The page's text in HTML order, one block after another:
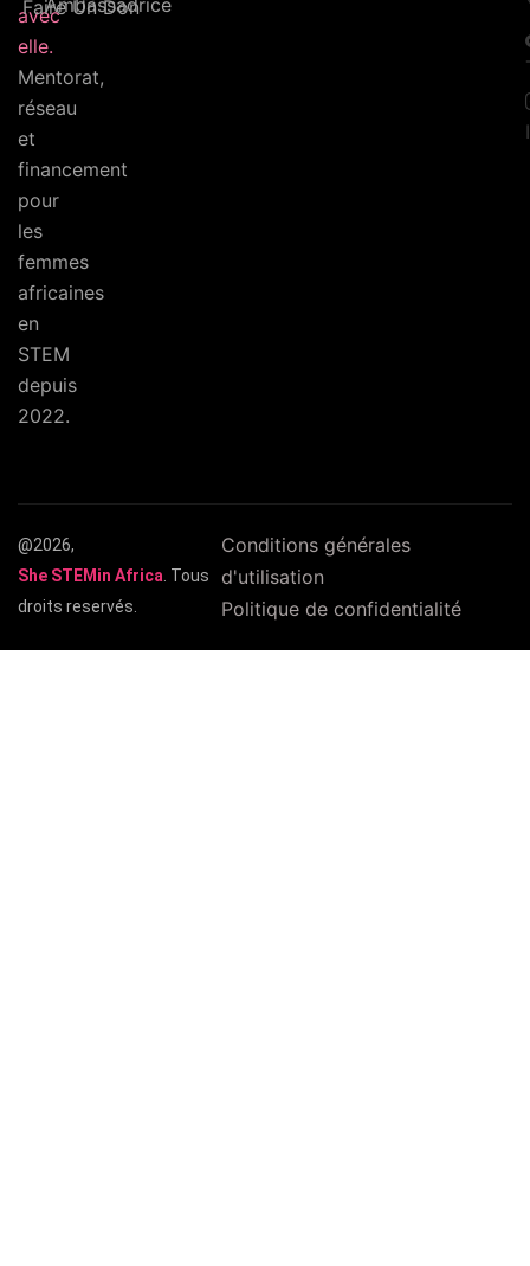
avec
elle.
Mentorat,
réseau
et
financement
pour
les
femmes
africaines
en
STEM
depuis
2022.
Ambassadrice
Faire Un Don
@2026,
She STEMin Africa . Tous
droits reservés.
Conditions générales
d'utilisation
Politique de confidentialité